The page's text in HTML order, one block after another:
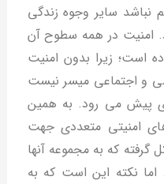
نباشد سایر وجوه زندگی
امنیت در همه سطوح آن
است؛ زیرا بدون امنیت
و اجتماعی میسر نیست
پیش می رود. به همین
امنیتی متعددی جهت
که به مجموعه آنها
نکته این است که به